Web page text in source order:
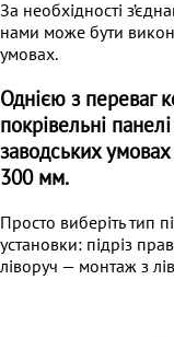
За необхідності
нами може бути
умовах.
Однією з переваг
покрівельні
заводських
300 мм.
Просто виберіть тип
установки: підріз
ліворуч — монтаж з